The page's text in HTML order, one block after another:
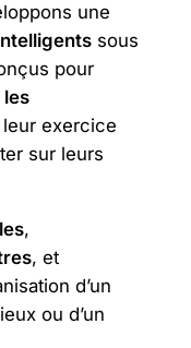
une
sous
pour
exercice
sur leurs
,
, et
d’un
ou d’un